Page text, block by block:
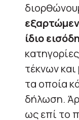
ίδιο
τέκνων και
τα οποία
δήλωση.
ως επί το